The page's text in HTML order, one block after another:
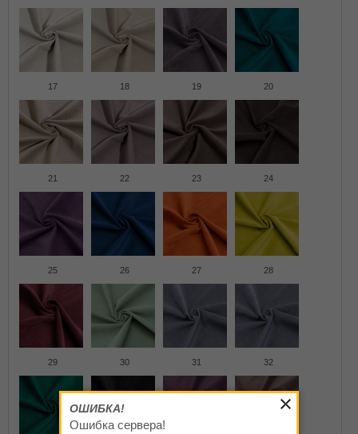
17 18 19 20
21 22 23 24
25 26 27 28
29 30 31 32
ОШИБКА!
Ошибка сервера!